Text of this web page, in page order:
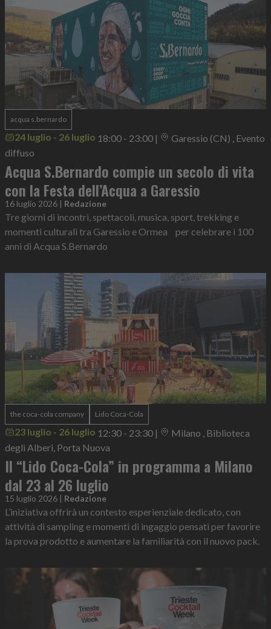
acqua s.bernardo
24 luglio - 26 luglio 18:00 - 23:00 |
Garessio (CN) , Evento
diffuso
Acqua S.Bernardo compie un secolo di vita
con la Festa dell’Acqua a Garessio
16 luglio 2026 | Redazione
Tre giorni di incontri, spettacoli, musica, sport, trekking e
momenti culturali tra Garessio e Ormea per celebrare i 100
anni di Acqua S.Bernardo
the coca-cola company Lido Coca-Cola
23 luglio - 26 luglio 12:30 - 23:30 |
Milano , Biblioteca
degli Alberi, Porta Nuova
Il “Lido Coca-Cola” in programma a Milano
dal 23 al 26 luglio
15 luglio 2026 | Redazione
L’iniziativa offrirà un contesto esperienziale dedicato, con
attività di sampling e momenti di ingaggio pensati per favorire
la prova prodotto e aumentare la familiarità con il nuovo pack.